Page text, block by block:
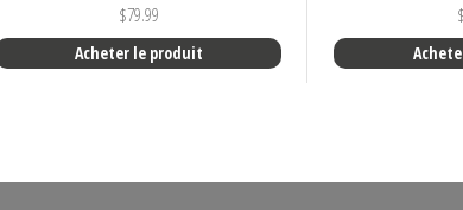
$79.99
Acheter le produit
$